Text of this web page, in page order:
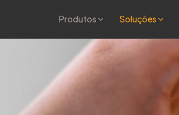
Produtos Soluções